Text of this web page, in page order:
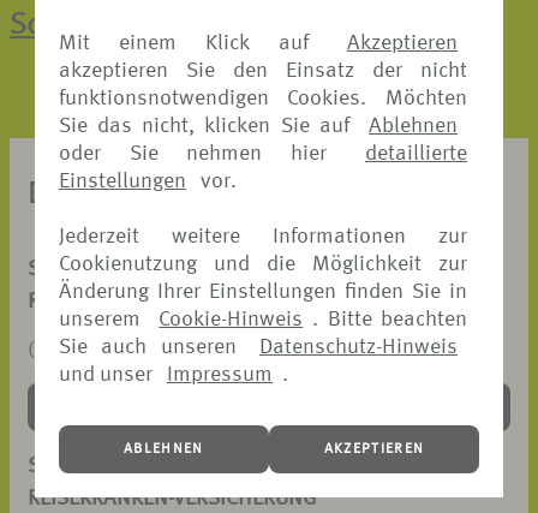
Mit einem Klick auf
Akzeptieren
akzeptieren Sie den Einsatz der nicht
funktionsnotwendigen Cookies. Möchten
Sie das nicht, klicken Sie auf
Ablehnen
oder Sie nehmen hier
detaillierte
Einstellungen
vor.
Jederzeit weitere Informationen zur
Cookienutzung und die Möglichkeit zur
Änderung Ihrer Einstellungen finden Sie in
unserem
Cookie-Hinweis . Bitte beachten
Sie auch unseren
Datenschutz-Hinweis
und unser
Impressum .
ABLEHNEN AKZEPTIEREN
Schadenmeldung
DOKUMENTE ZUM DOWNLOAD
SCHADENANZEIGE
REISERÜCKTRITT-VERSICHERUNG
(PDF, 326 KB)
SCHADENANZEIGE
REISEKRANKEN-VERSICHERUNG